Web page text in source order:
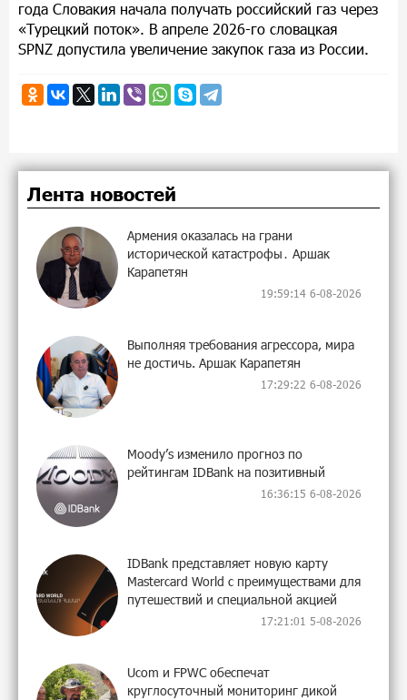
года Словакия начала получать российский газ через
«Турецкий поток». В апреле 2026-го словацкая
SPNZ допустила увеличение закупок газа из России.
Лента новостей
Армения оказалась на грани
исторической катастрофы․ Аршак
Карапетян
19:59:14 6-08-2026
Выполняя требования агрессора, мира
не достичь. Аршак Карапетян
17:29:22 6-08-2026
Moody’s изменило прогноз по
рейтингам IDBank на позитивный
16:36:15 6-08-2026
IDBank представляет новую карту
Mastercard World с преимуществами для
путешествий и специальной акцией
17:21:01 5-08-2026
Ucom и FPWC обеспечат
круглосуточный мониторинг дикой